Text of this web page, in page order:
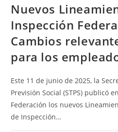
Nuevos
Inspección
Cambios
para los
Este 11 de junio de 2025, la
Previsión Social (STPS) publicó
Federación los nuevos
de Inspección…